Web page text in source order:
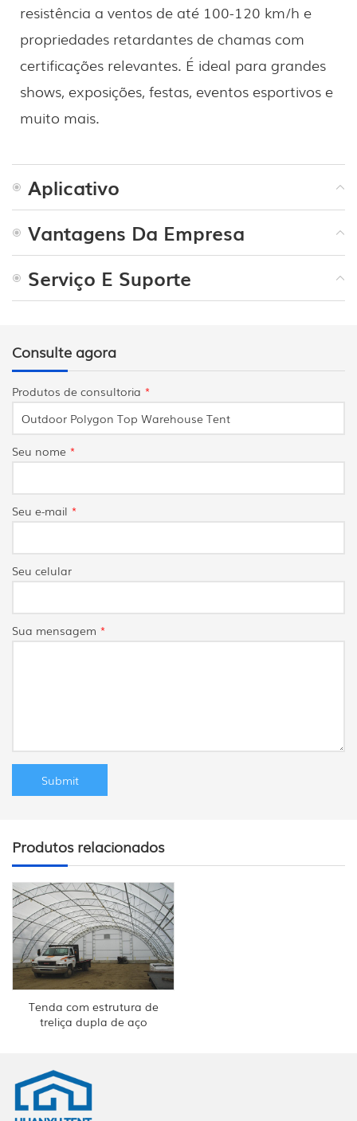
resistência a ventos de até 100-120 km/h e
propriedades retardantes de chamas com
certificações relevantes. É ideal para grandes
shows, exposições, festas, eventos esportivos e
muito mais.
Aplicativo
Vantagens Da Empresa
Serviço E Suporte
Consulte agora
Produtos de consultoria *
Seu nome *
Seu e-mail *
Seu celular
Sua mensagem *
Produtos relacionados
Tenda com estrutura de
treliça dupla de aço